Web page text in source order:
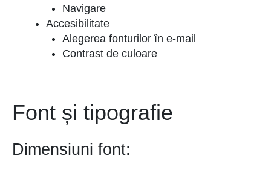
Navigare
Accesibilitate
Alegerea fonturilor în e-mail
Contrast de culoare
Font și tipografie
Dimensiuni font: